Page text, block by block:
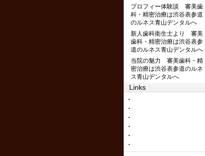
プロフィー体験談 審美歯
科・精密治療は渋谷表参道
のルネス青山デンタルへ
新人歯科衛生士より 審美
歯科・精密治療は渋谷表参
道のルネス青山デンタルへ
当院の魅力 審美歯科・精
密治療は渋谷表参道のルネ
ス青山デンタルへ
Links